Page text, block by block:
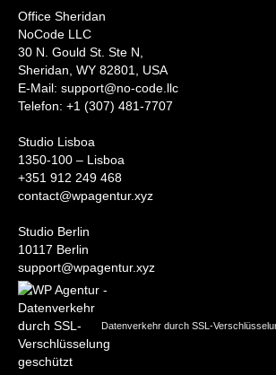
Office Sheridan
NoCode LLC
30 N. Gould St. Ste N,
Sheridan, WY 82801, USA
‍E-Mail: support@no-code.llc
Telefon: +1 (307) 481-7707
Studio Lisboa
1350-100 – Lisboa
+351 912 249 468
contact@wpagentur.xyz
Studio Berlin
10117 Berlin
support@wpagentur.xyz
Datenverkehr durch SSL-